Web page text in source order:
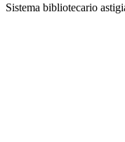
Sistema bibliotecario